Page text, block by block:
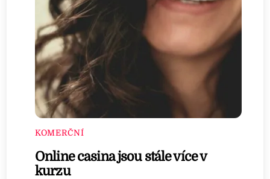
KOMERČNÍ
Online casina jsou stále více v
kurzu